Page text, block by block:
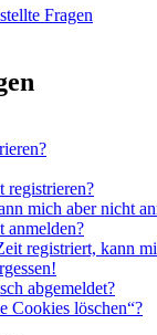
Fragen
registrieren?
mich aber nicht
anmelden?
registriert, kann
abgemeldet?
Cookies löschen“?